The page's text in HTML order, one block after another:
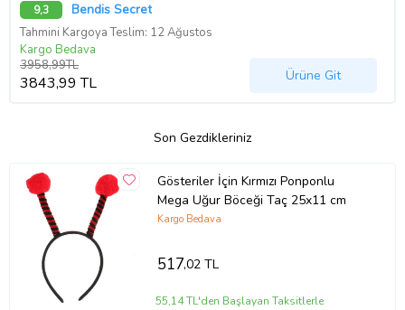
9,3 Bendis Secret
Tahmini Kargoya Teslim: 12 Ağustos
Kargo Bedava
3958,99TL
3843,99 TL Ürüne Git
Son Gezdikleriniz
Gösteriler İçin Kırmızı Ponponlu
Mega Uğur Böceği Taç 25x11 cm
Kargo Bedava
517,02 TL
55,14 TL'den Başlayan Taksitlerle